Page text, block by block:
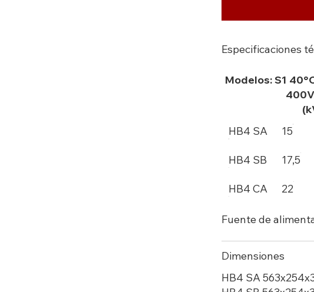
Especificaciones
Modelos:S1
HB4 SA 15
HB4 SB 17,5
HB4 CA 22
Fuente de
Dimensiones
HB4 SA